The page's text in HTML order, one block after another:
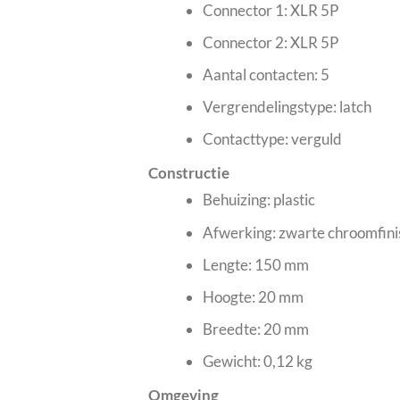
Connector 1: XLR 5P
Connector 2: XLR 5P
Aantal contacten: 5
Vergrendelingstype: latch
Contacttype: verguld
Constructie
Behuizing: plastic
Afwerking: zwarte
Lengte: 150 mm
Hoogte: 20 mm
Breedte: 20 mm
Gewicht: 0,12 kg
Omgeving